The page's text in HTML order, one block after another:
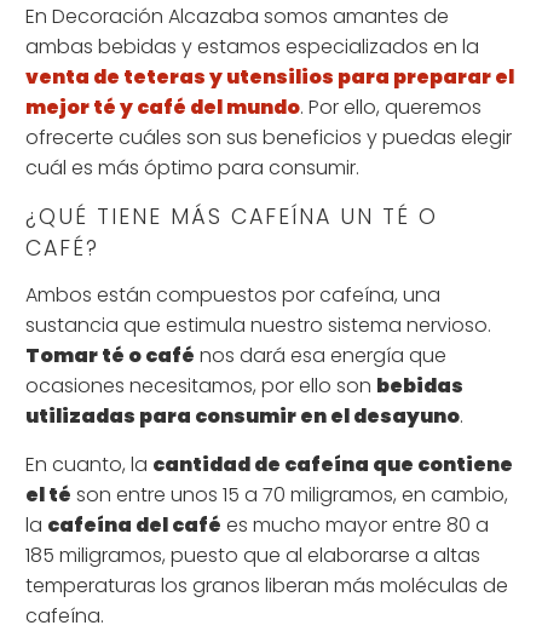
En Decoración Alcazaba somos amantes de
ambas bebidas y estamos especializados en la
venta de teteras y utensilios para preparar el
mejor té y café del mundo. Por ello, queremos
ofrecerte cuáles son sus beneficios y puedas elegir
cuál es más óptimo para consumir.
¿QUÉ TIENE MÁS CAFEÍNA UN TÉ O
CAFÉ?
Ambos están compuestos por cafeína, una
sustancia que estimula nuestro sistema nervioso.
Tomar té o café nos dará esa energía que
ocasiones necesitamos, por ello son bebidas
utilizadas para consumir en el desayuno.
En cuanto, la cantidad de cafeína que contiene
el té son entre unos 15 a 70 miligramos, en cambio,
la cafeína del café es mucho mayor entre 80 a
185 miligramos, puesto que al elaborarse a altas
temperaturas los granos liberan más moléculas de
cafeína.